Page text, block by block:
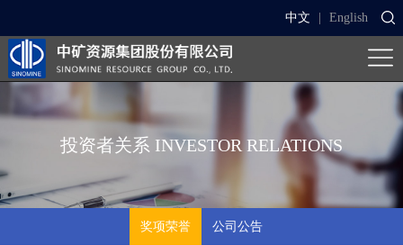
中文 English
投资者关系 INVESTOR RELATIONS
奖项荣誉 公司公告